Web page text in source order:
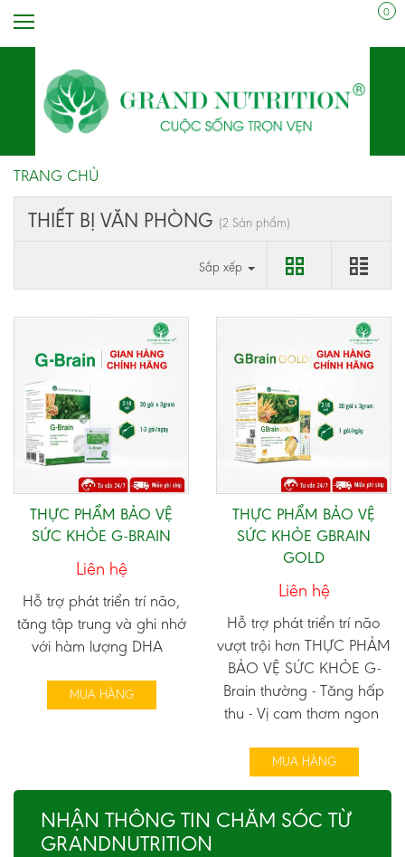
0
TRANG CHỦ
THIẾT BỊ VĂN PHÒNG (2 Sản phẩm)
Sắp xếp
THỰC PHẨM BẢO VỆ
SỨC KHỎE G-BRAIN
Liên hệ
Hỗ trợ phát triển trí não,
tăng tập trung và ghi nhớ
với hàm lượng DHA
MUA HÀNG
THỰC PHẨM BẢO VỆ
SỨC KHỎE GBRAIN
GOLD
Liên hệ
Hỗ trợ phát triển trí não
vượt trội hơn THỰC PHẢM
BẢO VỆ SỨC KHỎE G-
Brain thường - Tăng hấp
thu - Vị cam thơm ngon
MUA HÀNG
NHẬN THÔNG TIN CHĂM SÓC TỪ
GRANDNUTRITION